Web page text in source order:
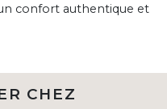
confort authentique et
CHEZ